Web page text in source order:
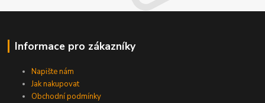
Informace pro zákazníky
Napište nám
Jak nakupovat
Obchodní podmínky